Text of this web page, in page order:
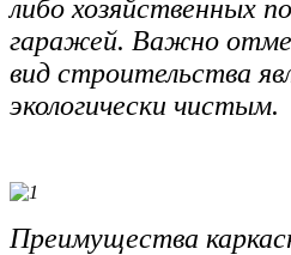
либо хозяйственных
гаражей. Важно
вид строительства
экологически чистым.
Преимущества